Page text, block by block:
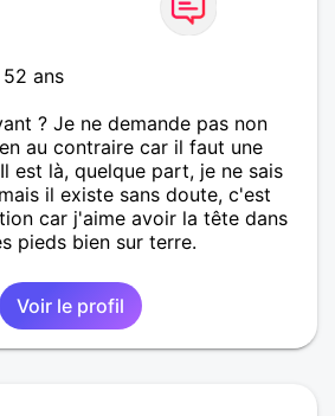
ans
? Je ne demande pas non
au contraire car il faut une
est là, quelque part, je ne sais
il existe sans doute, c'est
car j'aime avoir la tête dans
pieds bien sur terre.
Voir le profil